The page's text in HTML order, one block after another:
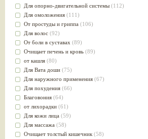
Для опорно-двигательной системы (112)
Для омоложения (111)
От простуды и гриппа (106)
Для волос (92)
От боли в суставах (89)
Очищает печень и кровь (89)
от кашля (80)
Для Вата доши (75)
Для наружного применения (67)
Для похудения (66)
Благовония (64)
от лихорадки (61)
Для кожи лица (59)
Для массажа (58)
Очищает толстый кишечник (58)